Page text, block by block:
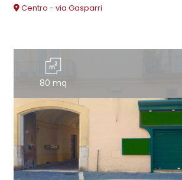
Centro - via Gasparri
80 mq